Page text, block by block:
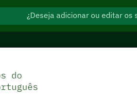
¿Deseja adicionar ou editar os